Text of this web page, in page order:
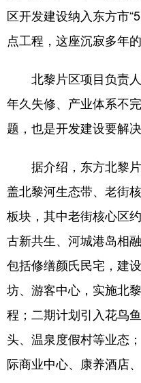
区开发建设纳入东方市
点工程，这座沉寂多年
北黎片区项目负责人
年久失修、产业体系不
题，也是开发建设要解
据介绍，东方北黎片
盖北黎河生态带、老街
板块，其中老街核心区
古新共生、河城港岛相
包括修缮颜氏民宅，建
坊、游客中心，实施北
程；二期计划引入花鸟
头、温泉度假村等业态
际商业中心、康养酒店